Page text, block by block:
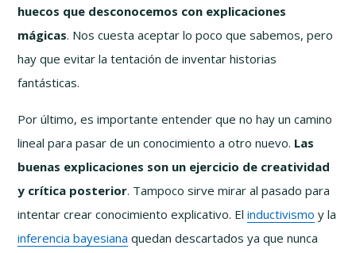
huecos que desconocemos con explicaciones
mágicas. Nos cuesta aceptar lo poco que sabemos, pero
hay que evitar la tentación de inventar historias
fantásticas.
Por último, es importante entender que no hay un camino
lineal para pasar de un conocimiento a otro nuevo. Las
buenas explicaciones son un ejercicio de creatividad
y crítica posterior. Tampoco sirve mirar al pasado para
intentar crear conocimiento explicativo. Elinductivismo y la
inferencia bayesiana quedan descartados ya que nunca